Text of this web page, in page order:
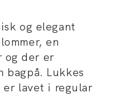
og elegant
en
og der er
bagpå. Lukkes
er lavet i regular